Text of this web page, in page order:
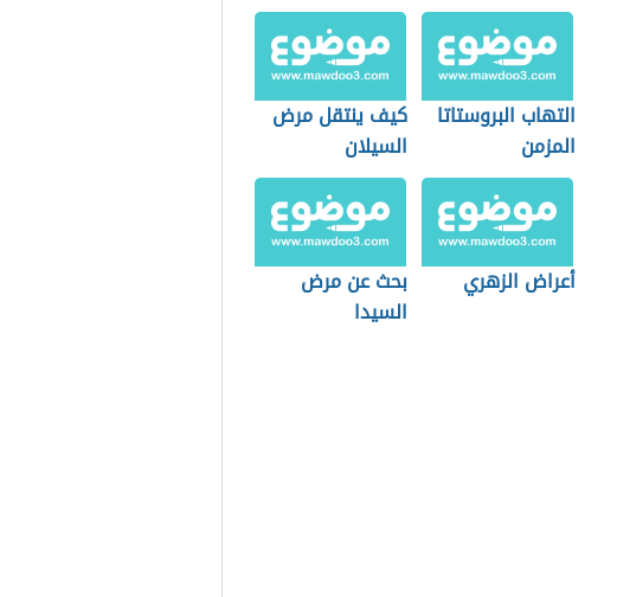
التهاب البروستاتا
المزمن
كيف ينتقل مرض
السيلان
أعراض الزهري
بحث عن مرض
السيدا